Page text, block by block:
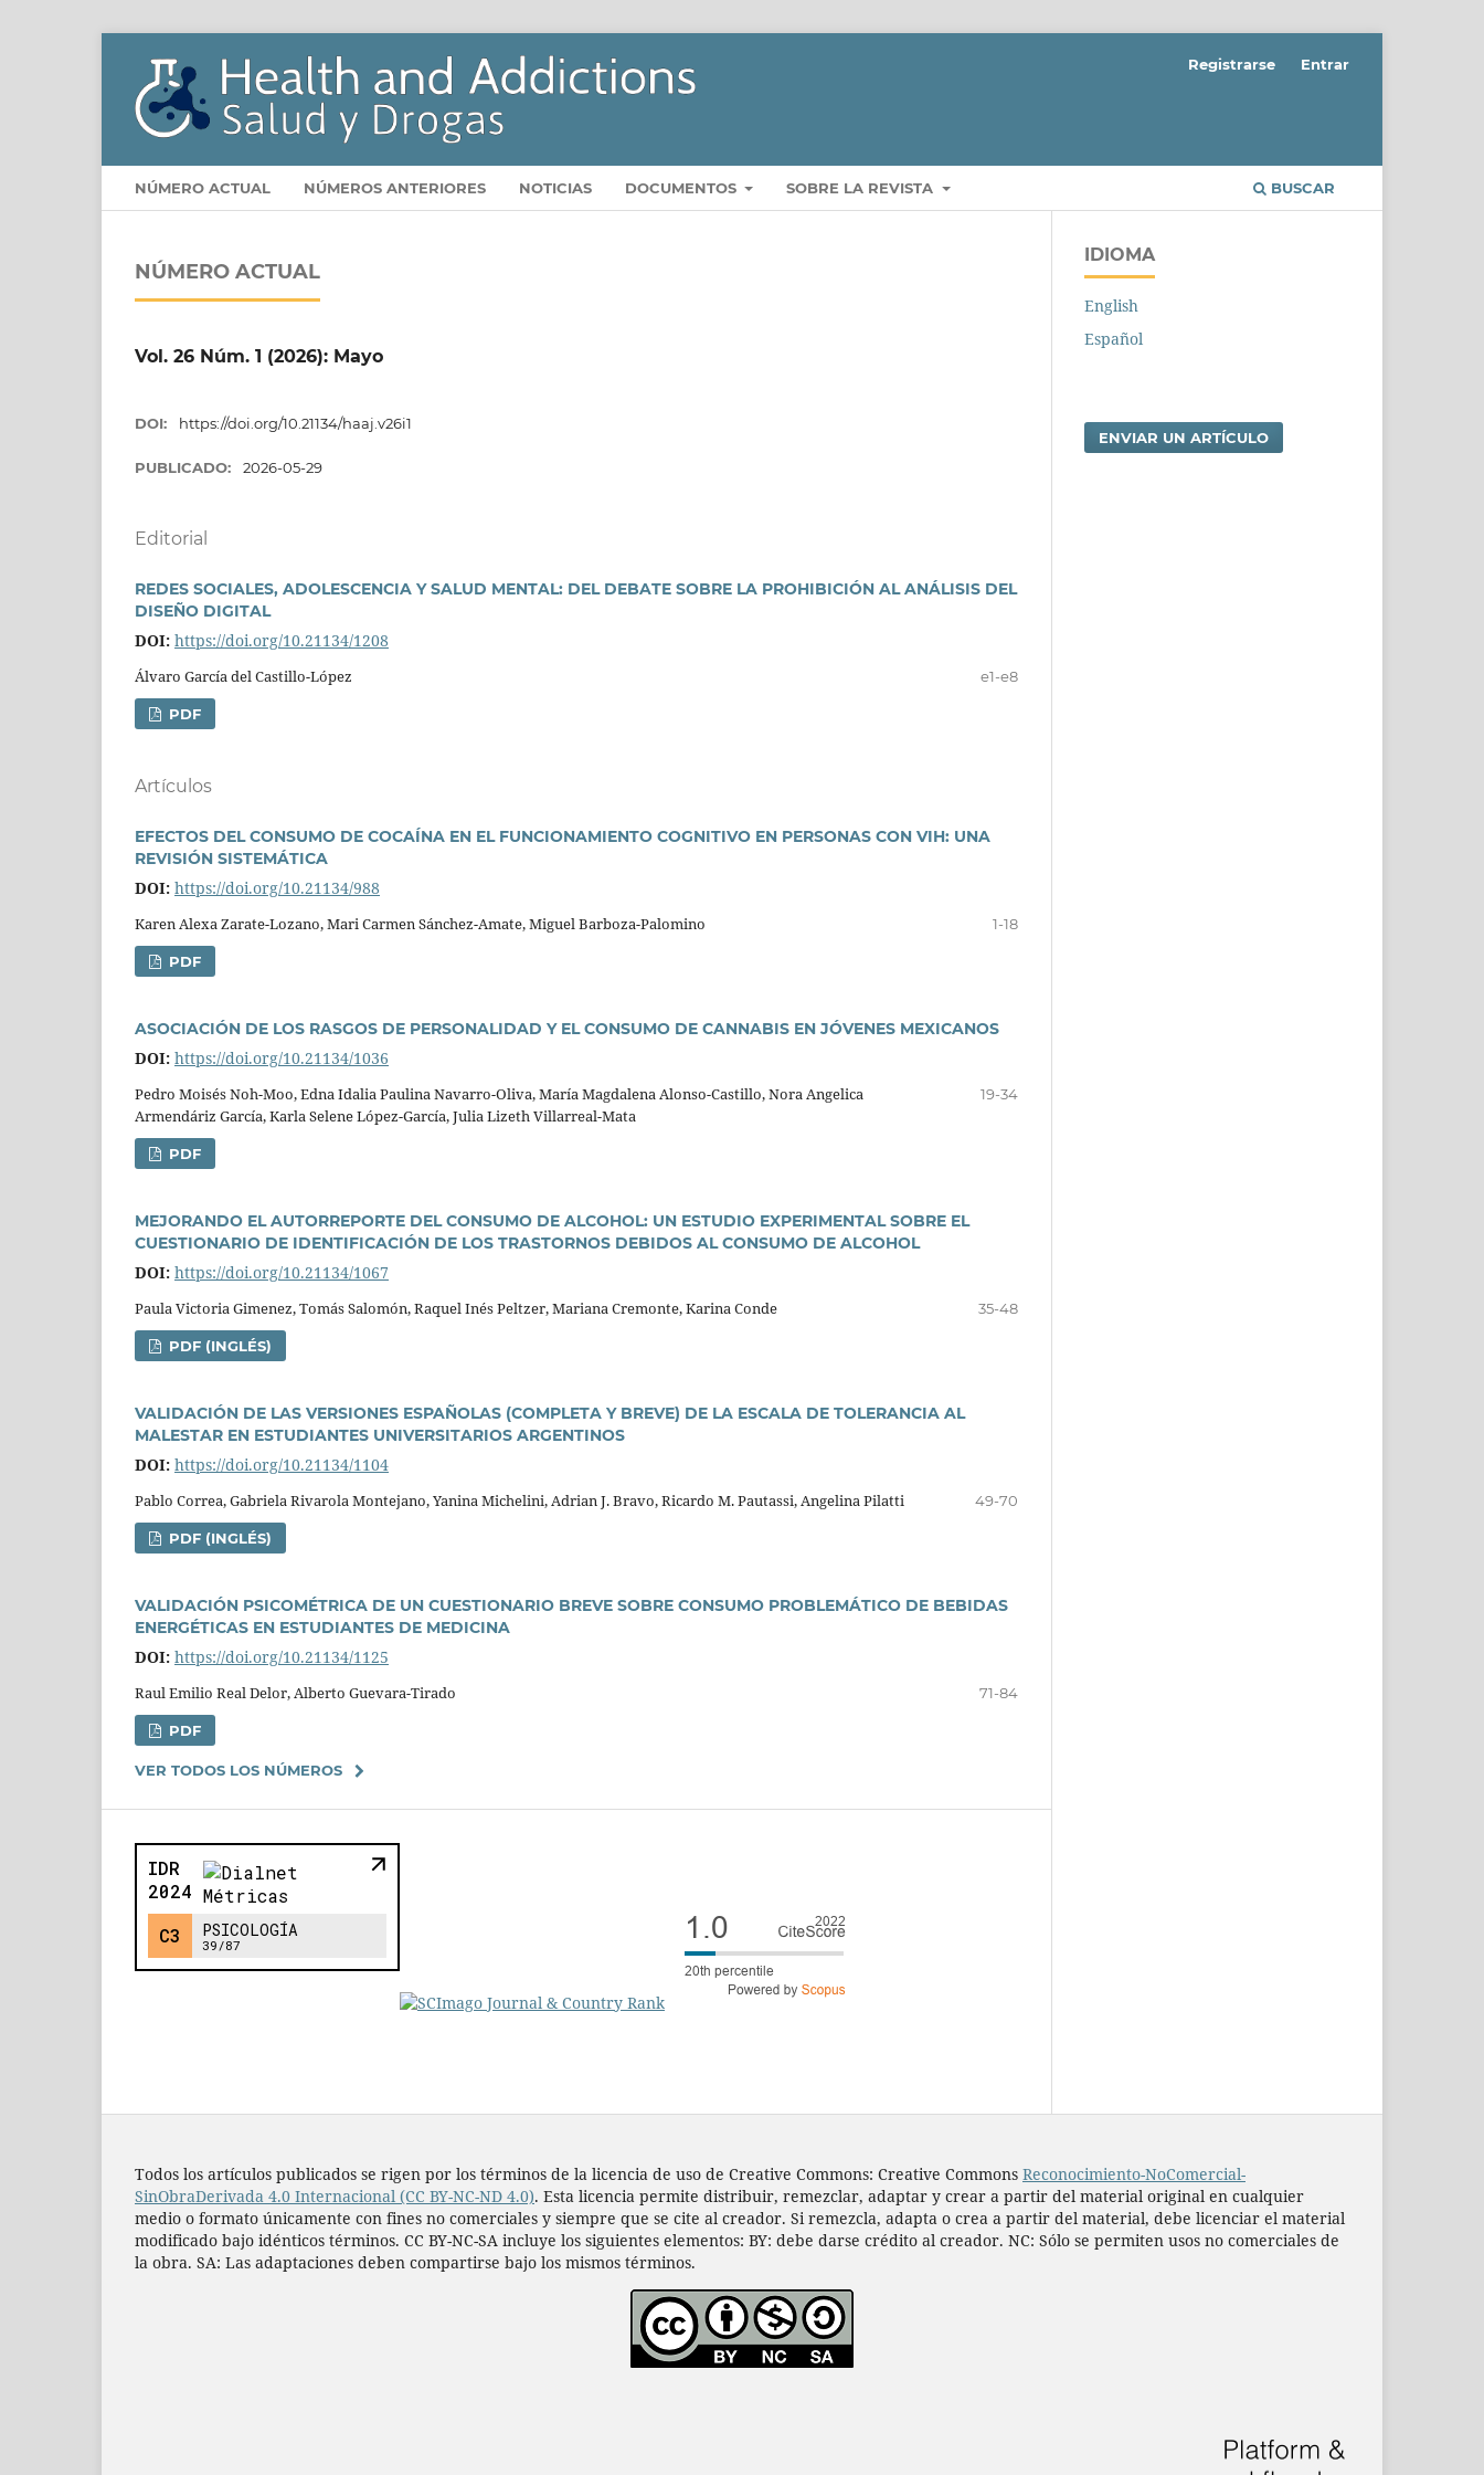
NÚMERO ACTUAL NÚMEROS ANTERIORES NOTICIAS DOCUMENTOS SOBRE LA REVISTA BUSCAR
Registrarse Entrar
NÚMERO ACTUAL
Vol. 26 Núm. 1 (2026): Mayo
DOI: https://doi.org/10.21134/haaj.v26i1
PUBLICADO: 2026-05-29
Editorial
REDES SOCIALES, ADOLESCENCIA Y SALUD MENTAL: DEL DEBATE SOBRE LA PROHIBICIÓN AL ANÁLISIS DEL
DISEÑO DIGITAL
DOI: https://doi.org/10.21134/1208
Álvaro Garcí­a del Castillo-López e1-e8
PDF
Artí­culos
EFECTOS DEL CONSUMO DE COCAÍNA EN EL FUNCIONAMIENTO COGNITIVO EN PERSONAS CON VIH: UNA
REVISIÓN SISTEMÁTICA
DOI: https://doi.org/10.21134/988
Karen Alexa Zarate-Lozano, Mari Carmen Sánchez-Amate, Miguel Barboza-Palomino 1-18
PDF
ASOCIACIÓN DE LOS RASGOS DE PERSONALIDAD Y EL CONSUMO DE CANNABIS EN JÓVENES MEXICANOS
DOI: https://doi.org/10.21134/1036
Pedro Moisés Noh-Moo, Edna Idalia Paulina Navarro-Oliva, Marí­a Magdalena Alonso-Castillo, Nora Angelica
Armendáriz Garcí­a, Karla Selene López-Garcí­a, Julia Lizeth Villarreal-Mata
19-34
PDF
MEJORANDO EL AUTORREPORTE DEL CONSUMO DE ALCOHOL: UN ESTUDIO EXPERIMENTAL SOBRE EL
CUESTIONARIO DE IDENTIFICACIÓN DE LOS TRASTORNOS DEBIDOS AL CONSUMO DE ALCOHOL
DOI: https://doi.org/10.21134/1067
Paula Victoria Gimenez, Tomás Salomón, Raquel Inés Peltzer, Mariana Cremonte, Karina Conde 35-48
PDF (INGLÉS)
VALIDACIÓN DE LAS VERSIONES ESPAÑOLAS (COMPLETA Y BREVE) DE LA ESCALA DE TOLERANCIA AL
MALESTAR EN ESTUDIANTES UNIVERSITARIOS ARGENTINOS
DOI: https://doi.org/10.21134/1104
Pablo Correa, Gabriela Rivarola Montejano, Yanina Michelini, Adrian J. Bravo, Ricardo M. Pautassi, Angelina Pilatti 49-70
PDF (INGLÉS)
VALIDACIÓN PSICOMÉTRICA DE UN CUESTIONARIO BREVE SOBRE CONSUMO PROBLEMÁTICO DE BEBIDAS
ENERGÉTICAS EN ESTUDIANTES DE MEDICINA
DOI: https://doi.org/10.21134/1125
Raul Emilio Real Delor, Alberto Guevara-Tirado 71-84
PDF
VER TODOS LOS NÚMEROS
IDIOMA
English
Español
ENVIAR UN ARTÍCULO
Todos los artí­culos publicados se rigen por los términos de la licencia de uso de Creative Commons: Creative Commons Reconocimiento-NoComercial-
SinObraDerivada 4.0 Internacional (CC BY-NC-ND 4.0). Esta licencia permite distribuir, remezclar, adaptar y crear a partir del material original en cualquier
medio o formato únicamente con fines no comerciales y siempre que se cite al creador. Si remezcla, adapta o crea a partir del material, debe licenciar el material
modificado bajo idénticos términos. CC BY-NC-SA incluye los siguientes elementos: BY: debe darse crédito al creador. NC: Sólo se permiten usos no comerciales de
la obra. SA: Las adaptaciones deben compartirse bajo los mismos términos.